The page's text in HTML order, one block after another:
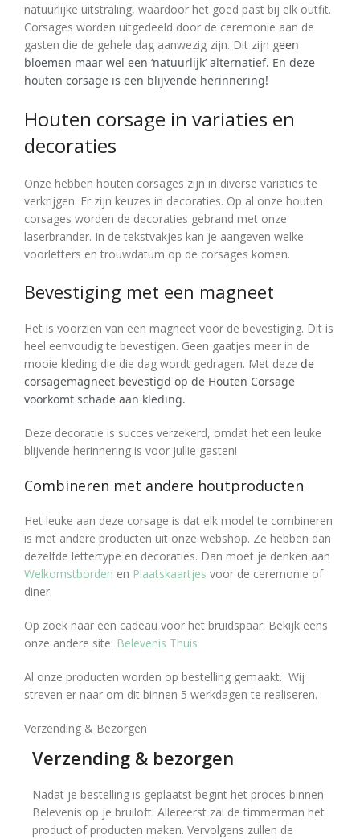
natuurlijke uitstraling, waardoor het goed past bij elk outfit.
Corsages worden uitgedeeld door de ceremonie aan de
gasten die de gehele dag aanwezig zijn. Dit zijn geen
bloemen maar wel een ‘natuurlijk’ alternatief. En deze
houten corsage is een blijvende herinnering!
Houten corsage in variaties en
decoraties
Onze hebben houten corsages zijn in diverse variaties te
verkrijgen. Er zijn keuzes in decoraties. Op al onze houten
corsages worden de decoraties gebrand met onze
laserbrander. In de tekstvakjes kan je aangeven welke
voorletters en trouwdatum op de corsages komen.
Bevestiging met een magneet
Het is voorzien van een magneet voor de bevestiging. Dit is
heel eenvoudig te bevestigen. Geen gaatjes meer in de
mooie kleding die die dag wordt gedragen. Met deze de
corsagemagneet bevestigd op de Houten Corsage
voorkomt schade aan kleding.
Deze decoratie is succes verzekerd, omdat het een leuke
blijvende herinnering is voor jullie gasten!
Combineren met andere houtproducten
Het leuke aan deze corsage is dat elk model te combineren
is met andere producten uit onze webshop. Ze hebben dan
dezelfde lettertype en decoraties. Dan moet je denken aan
Welkomstborden en Plaatskaartjes voor de ceremonie of
diner.
Op zoek naar een cadeau voor het bruidspaar: Bekijk eens
onze andere site: Belevenis Thuis
Al onze producten worden op bestelling gemaakt. Wij
streven er naar om dit binnen 5 werkdagen te realiseren.
Verzending & Bezorgen
Verzending & bezorgen
Nadat je bestelling is geplaatst begint het proces binnen
Belevenis op je bruiloft. Allereerst zal de timmerman het
product of producten maken. Vervolgens zullen de